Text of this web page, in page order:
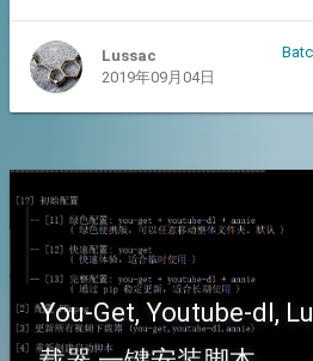
Lussac
2019年09月04日
You-Get, Youtube-dl,